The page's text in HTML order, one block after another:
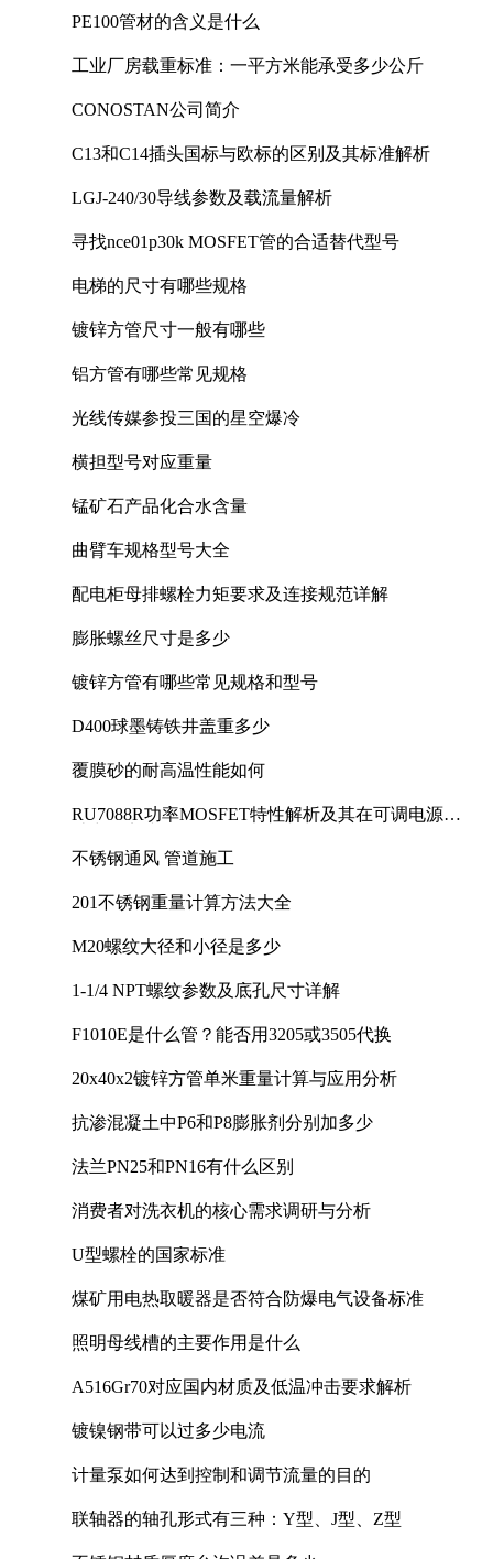
PE100管材的含义是什么
工业厂房载重标准：一平方米能承受多少公斤
CONOSTAN公司简介
C13和C14插头国标与欧标的区别及其标准解析
LGJ-240/30导线参数及载流量解析
寻找nce01p30k MOSFET管的合适替代型号
电梯的尺寸有哪些规格
镀锌方管尺寸一般有哪些
铝方管有哪些常见规格
光线传媒参投三国的星空爆冷
横担型号对应重量
锰矿石产品化合水含量
曲臂车规格型号大全
配电柜母排螺栓力矩要求及连接规范详解
膨胀螺丝尺寸是多少
镀锌方管有哪些常见规格和型号
D400球墨铸铁井盖重多少
覆膜砂的耐高温性能如何
RU7088R功率MOSFET特性解析及其在可调电源设
不锈钢通风 管道施工
201不锈钢重量计算方法大全
M20螺纹大径和小径是多少
1-1/4 NPT螺纹参数及底孔尺寸详解
F1010E是什么管？能否用3205或3505代换
20x40x2镀锌方管单米重量计算与应用分析
抗渗混凝土中P6和P8膨胀剂分别加多少
法兰PN25和PN16有什么区别
消费者对洗衣机的核心需求调研与分析
U型螺栓的国家标准
煤矿用电热取暖器是否符合防爆电气设备标准
照明母线槽的主要作用是什么
A516Gr70对应国内材质及低温冲击要求解析
镀镍钢带可以过多少电流
计量泵如何达到控制和调节流量的目的
联轴器的轴孔形式有三种：Y型、J型、Z型